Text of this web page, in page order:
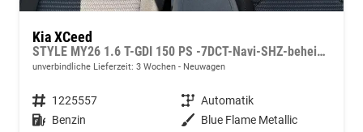
Kia XCeed
STYLE MY26 1.6 T-GDI 150 PS -7DCT-Navi-SHZ-beheizbares Lenkrad-Klimaautomatik 2Zonen-LED-Kamera-PDC-16"Alu
unverbindliche Lieferzeit: 3 Wochen Neuwagen
Fahrzeugnummer 1225557 Getriebe Automatik
Kraftstoff Benzin Außenfarbe Blue Flame Metallic